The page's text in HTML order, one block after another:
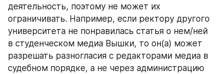
деятельность, поэтому не может их
ограничивать. Например, если ректору другого
университета не понравилась статья о нем/ней
в студенческом медиа Вышки, то он(а) может
разрешать разногласия с редакторами медиа в
судебном порядке, а не через администрацию